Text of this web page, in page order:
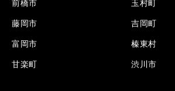
前橋市
藤岡市
富岡市
甘楽町
玉村町
吉岡町
榛東村
渋川市